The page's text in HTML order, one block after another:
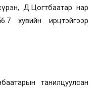
Д.Цогтбаатар нар
хувийн ирцтэйгээр
танилцуулсан